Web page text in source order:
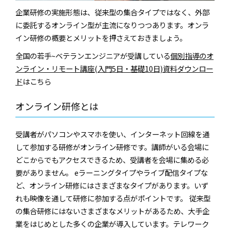
企業研修の実施形態は、従来型の集合タイプではなく、外部
に委託するオンライン型が主流になりつつあります。オンラ
イン研修の概要とメリットを押さえておきましょう。
全国の若手~ベテランエンジニアが受講している個別指導のオ
ンライン・リモート講座(入門5日・基礎10日)資料ダウンロー
ドはこちら
オンライン研修とは
受講者がパソコンやスマホを使い、インターネット回線を通
して参加する研修がオンライン研修です。講師がいる会場に
どこからでもアクセスできるため、受講者を会場に集める必
要がありません。 eラーニングタイプやライブ配信タイプな
ど、オンライン研修にはさまざまなタイプがあります。いず
れも映像を通して研修に参加する点がポイントです。 従来型
の集合研修にはないさまざまなメリットがあるため、大手企
業をはじめとした多くの企業が導入しています。テレワーク